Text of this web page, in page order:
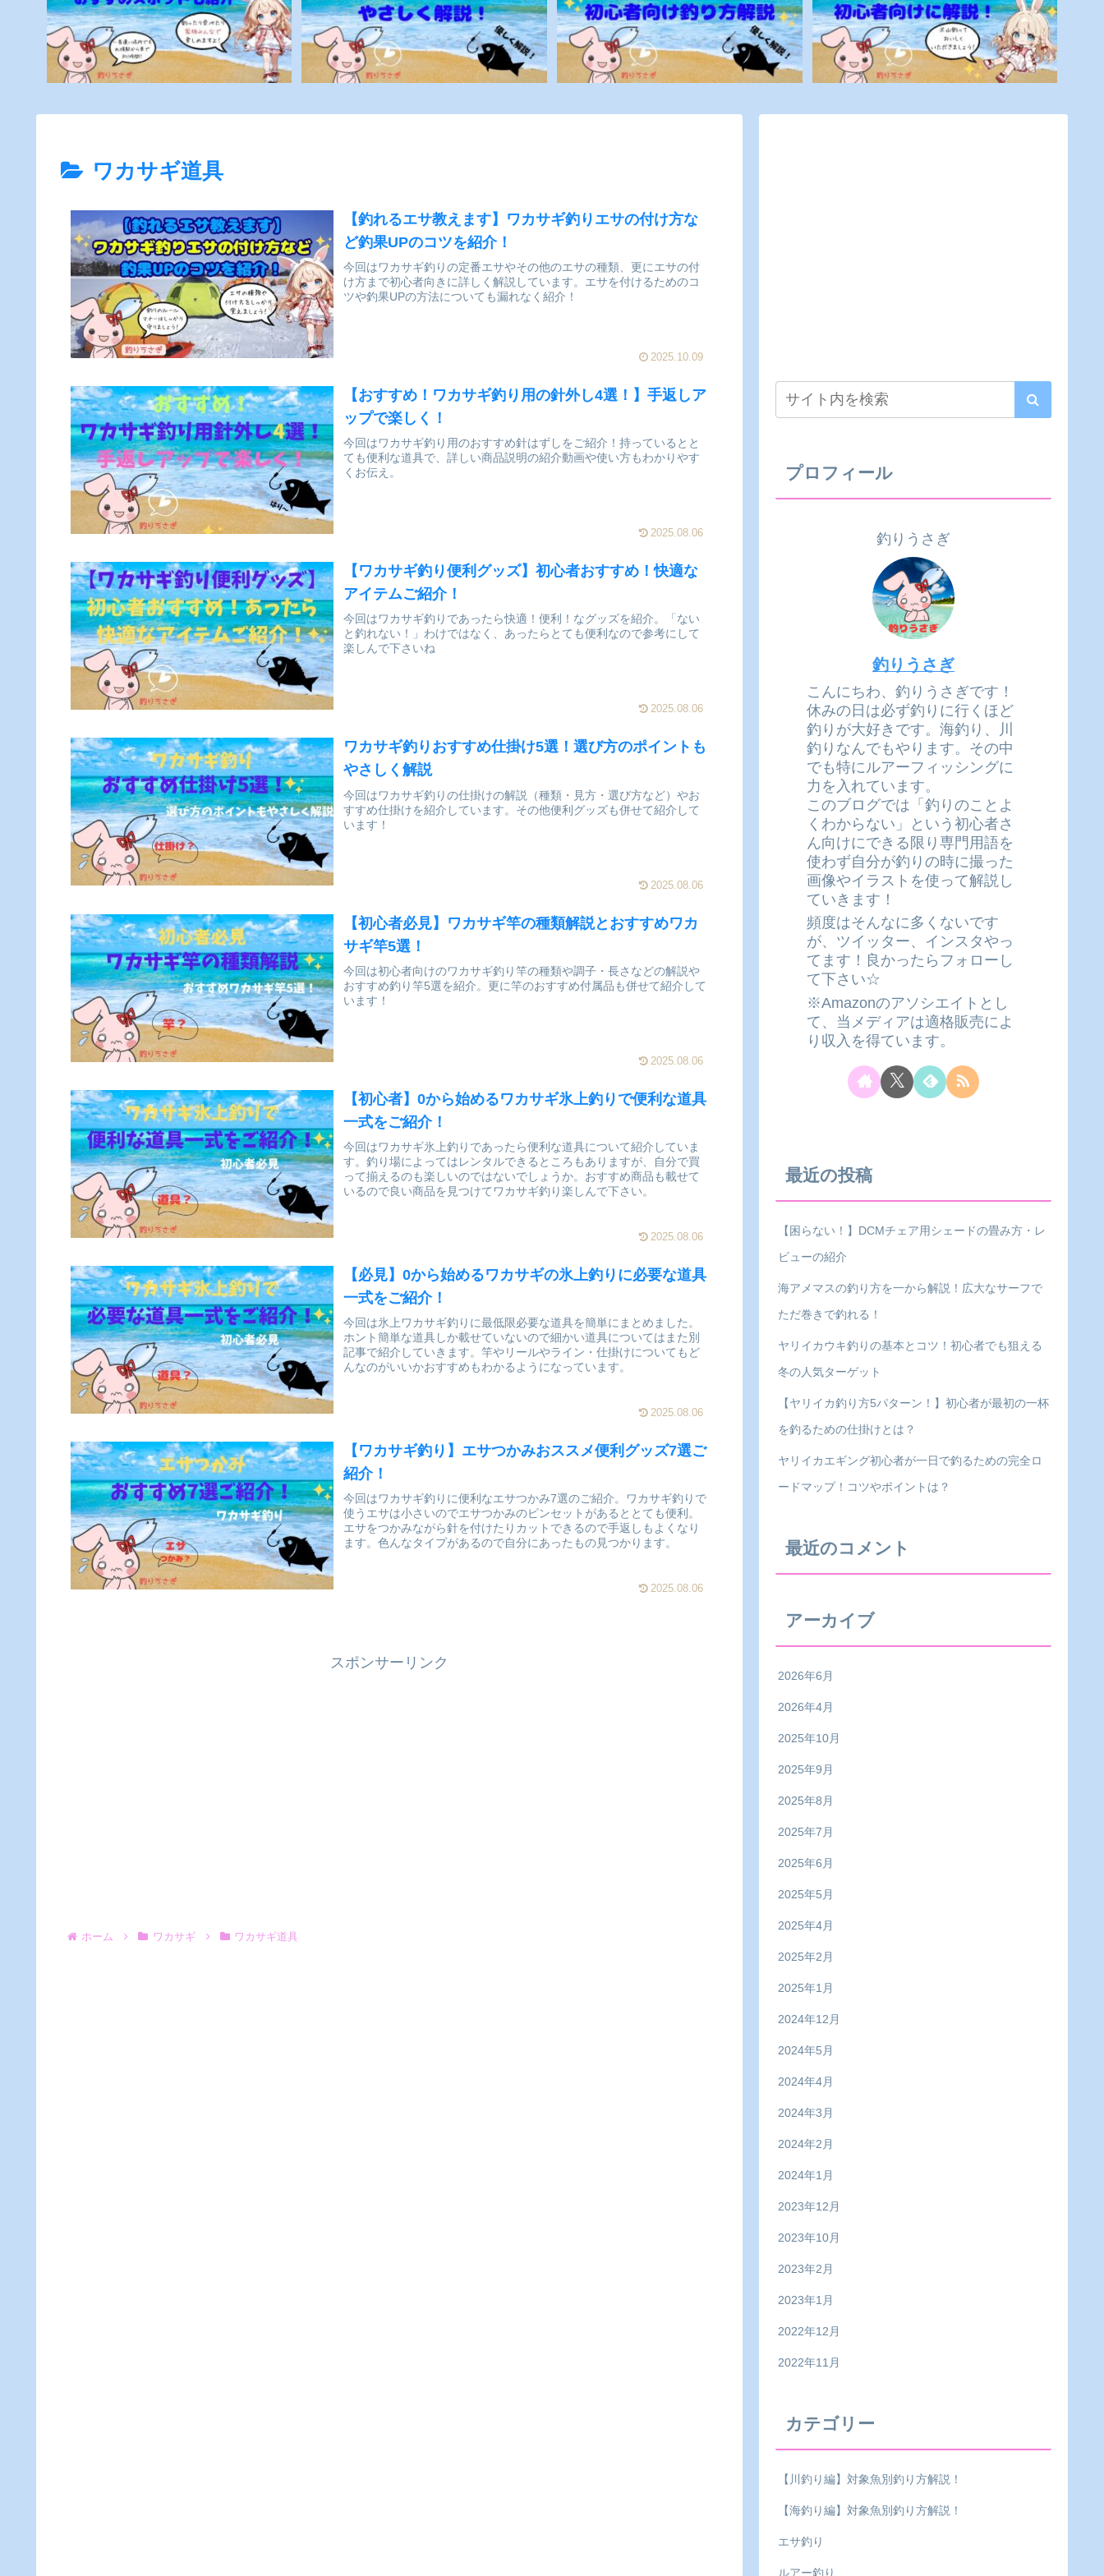
ワカサギ道具
【釣れるエサ教えます】ワカサギ釣りエサの付け方な
ど釣果UPのコツを紹介！
今回はワカサギ釣りの定番エサやその他のエサの種類、更にエサの付
け方まで初心者向きに詳しく解説しています。エサを付けるためのコ
ツや釣果UPの方法についても漏れなく紹介！
2025.10.09
【おすすめ！ワカサギ釣り用の針外し4選！】手返しア
ップで楽しく！
今回はワカサギ釣り用のおすすめ針はずしをご紹介！持っているとと
ても便利な道具で、詳しい商品説明の紹介動画や使い方もわかりやす
くお伝え。
2025.08.06
【ワカサギ釣り便利グッズ】初心者おすすめ！快適な
アイテムご紹介！
今回はワカサギ釣りであったら快適！便利！なグッズを紹介。「ない
と釣れない！」わけではなく、あったらとても便利なので参考にして
楽しんで下さいね
2025.08.06
ワカサギ釣りおすすめ仕掛け5選！選び方のポイントも
やさしく解説
今回はワカサギ釣りの仕掛けの解説（種類・見方・選び方など）やお
すすめ仕掛けを紹介しています。その他便利グッズも併せて紹介して
います！
2025.08.06
【初心者必見】ワカサギ竿の種類解説とおすすめワカ
サギ竿5選！
今回は初心者向けのワカサギ釣り竿の種類や調子・長さなどの解説や
おすすめ釣り竿5選を紹介。更に竿のおすすめ付属品も併せて紹介して
います！
2025.08.06
【初心者】0から始めるワカサギ氷上釣りで便利な道具
一式をご紹介！
今回はワカサギ氷上釣りであったら便利な道具について紹介していま
す。釣り場によってはレンタルできるところもありますが、自分で買
って揃えるのも楽しいのではないでしょうか。おすすめ商品も載せて
いるので良い商品を見つけてワカサギ釣り楽しんで下さい。
2025.08.06
【必見】0から始めるワカサギの氷上釣りに必要な道具
一式をご紹介！
今回は氷上ワカサギ釣りに最低限必要な道具を簡単にまとめました。
ホント簡単な道具しか載せていないので細かい道具についてはまた別
記事で紹介していきます。竿やリールやライン・仕掛けについてもど
んなのがいいかおすすめもわかるようになっています。
2025.08.06
【ワカサギ釣り】エサつかみおススメ便利グッズ7選ご
紹介！
今回はワカサギ釣りに便利なエサつかみ7選のご紹介。ワカサギ釣りで
使うエサは小さいのでエサつかみのピンセットがあるととても便利。
エサをつかみながら針を付けたりカットできるので手返しもよくなり
ます。色んなタイプがあるので自分にあったもの見つかります。
2025.08.06
スポンサーリンク
ホーム ワカサギ ワカサギ道具
プロフィール
釣りうさぎ
釣りうさぎ
こんにちわ、釣りうさぎです！
休みの日は必ず釣りに行くほど
釣りが大好きです。海釣り、川
釣りなんでもやります。その中
でも特にルアーフィッシングに
力を入れています。
このブログでは「釣りのことよ
くわからない」という初心者さ
ん向けにできる限り専門用語を
使わず自分が釣りの時に撮った
画像やイラストを使って解説し
ていきます！
頻度はそんなに多くないです
が、ツイッター、インスタやっ
てます！良かったらフォローし
て下さい☆
※Amazonのアソシエイトとし
て、当メディアは適格販売によ
り収入を得ています。
最近の投稿
【困らない！】DCMチェア用シェードの畳み方・レ
ビューの紹介
海アメマスの釣り方を一から解説！広大なサーフで
ただ巻きで釣れる！
ヤリイカウキ釣りの基本とコツ！初心者でも狙える
冬の人気ターゲット
【ヤリイカ釣り方5パターン！】初心者が最初の一杯
を釣るための仕掛けとは？
ヤリイカエギング初心者が一日で釣るための完全ロ
ードマップ！コツやポイントは？
最近のコメント
アーカイブ
2026年6月
2026年4月
2025年10月
2025年9月
2025年8月
2025年7月
2025年6月
2025年5月
2025年4月
2025年2月
2025年1月
2024年12月
2024年5月
2024年4月
2024年3月
2024年2月
2024年1月
2023年12月
2023年10月
2023年2月
2023年1月
2022年12月
2022年11月
カテゴリー
【川釣り編】対象魚別釣り方解説！
【海釣り編】対象魚別釣り方解説！
エサ釣り
ルアー釣り